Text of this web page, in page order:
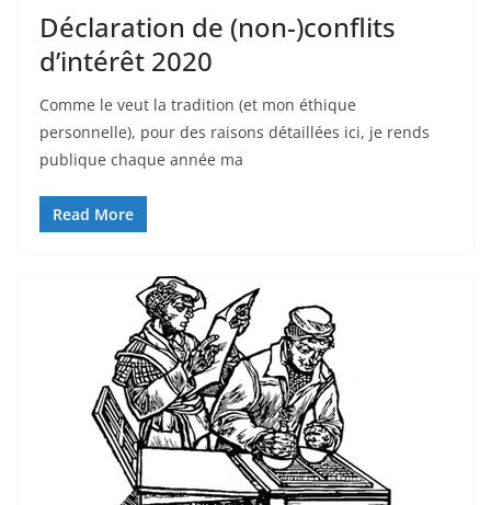
Déclaration de (non-)conflits
d’intérêt 2020
Comme le veut la tradition (et mon éthique
personnelle), pour des raisons détaillées ici, je rends
publique chaque année ma
Read More